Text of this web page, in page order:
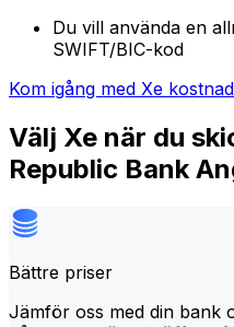
Du vill använda en
SWIFT/BIC-kod
Kom igång med Xe
Välj Xe när du
Republic Bank
Bättre priser
Jämför oss med din bank